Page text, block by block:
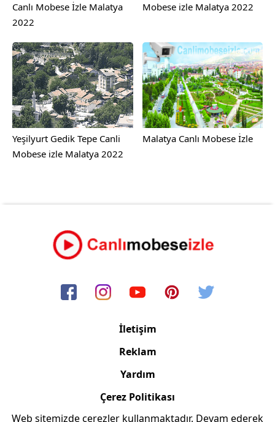
Canlı Mobese İzle Malatya
2022
Mobese izle Malatya 2022
Yeşilyurt Gedik Tepe Canli
Mobese izle Malatya 2022
Malatya Canlı Mobese İzle
İletişim
Reklam
Yardım
Çerez Politikası
Web sitemizde çerezler kullanmaktadır. Devam ederek